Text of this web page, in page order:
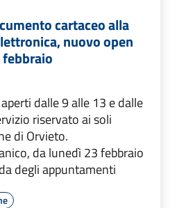
cartaceo alla
nuovo open
dalle 9 alle 13 e dalle
riservato ai soli
di Orvieto.
da lunedì 23 febbraio
degli appuntamenti